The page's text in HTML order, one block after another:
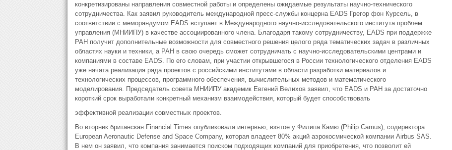
конкретизированы направления совместной работы и определены ожидаемые результаты научно-технического
сотрудничества. Как заявил руководитель международной пресс-службы концерна EADS Грегор фон Курсель, в
соответствии с меморандумом EADS вступает в Международного научно-исследовательского института проблем
управления (МНИИПУ) в качестве ассоциированного члена. Благодаря такому сотрудничеству, EADS при поддержке
РАН получит дополнительные возможности для совместного решения целого ряда тематических задач в различных
областях науки и техники, а РАН в свою очередь сможет сотрудничать с научно-исследовательскими центрами и
компаниями в составе EADS. По его словам, при участии открывшегося в России технологического отделения EADS
уже начата реализация ряда проектов с российскими институтами в области разработки материалов и
технологических процессов, программного обеспечения, вычислительных методов и математического
моделирования. Председатель совета МНИИПУ академик Евгений Велихов заявил, что EADS и РАН за достаточно
короткий срок выработали конкретный механизм взаимодействия, который будет способствовать
эффективной реализации совместных проектов.
Во вторник британская Financial Times опубликовала интервью, взятое у Филипа Камю (Philip Camus), содиректора
European Aeronautic Defense and Space Company, которая владеет 80% акций аэрокосмической компании Airbus SAS.
В нем он заявил, что компания занимается поиском подходящих компаний для приобретения, что позволит ей